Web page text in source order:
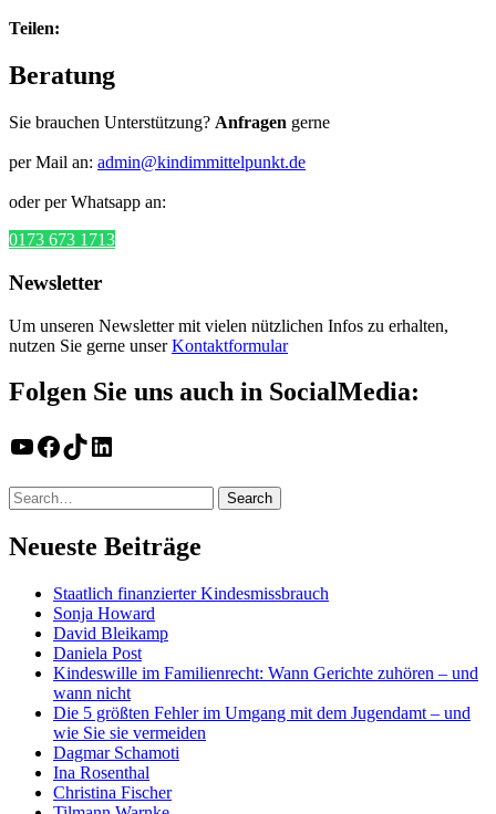
Teilen:
Beratung
Sie brauchen Unterstützung? Anfragen gerne
per Mail an: admin@kindimmittelpunkt.de
oder per Whatsapp an:
0173 673 1713
Newsletter
Um unseren Newsletter mit vielen nützlichen Infos zu erhalten,
nutzen Sie gerne unserKontaktformular
Folgen Sie uns auch in SocialMedia:
YouTube
Facebook
TikTokLinkedIn
Neueste Beiträge
Staatlich finanzierter Kindesmissbrauch
Sonja Howard
David Bleikamp
Daniela Post
Kindeswille im Familienrecht: Wann Gerichte zuhören – und
wann nicht
Die 5 größten Fehler im Umgang mit dem Jugendamt – und
wie Sie sie vermeiden
Dagmar Schamoti
Ina Rosenthal
Christina Fischer